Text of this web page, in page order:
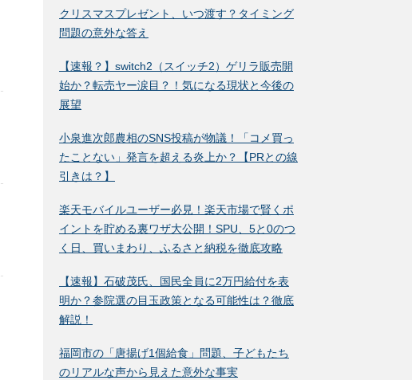
クリスマスプレゼント、いつ渡す？タイミング
問題の意外な答え
【速報？】switch2（スイッチ2）ゲリラ販売開
始か？転売ヤー涙目？！気になる現状と今後の
展望
小泉進次郎農相のSNS投稿が物議！「コメ買っ
たことない」発言を超える炎上か？【PRとの線
引きは？】
楽天モバイルユーザー必見！楽天市場で賢くポ
イントを貯める裏ワザ大公開！SPU、5と0のつ
く日、買いまわり、ふるさと納税を徹底攻略
【速報】石破茂氏、国民全員に2万円給付を表
明か？参院選の目玉政策となる可能性は？徹底
解説！
福岡市の「唐揚げ1個給食」問題、子どもたち
のリアルな声から見えた意外な事実